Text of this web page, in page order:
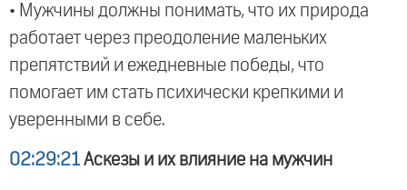
• Мужчины должны понимать, что их природа
работает через преодоление маленьких
препятствий и ежедневные победы, что
помогает им стать психически крепкими и
уверенными в себе.
02:29:21 Аскезы и их влияние на мужчин